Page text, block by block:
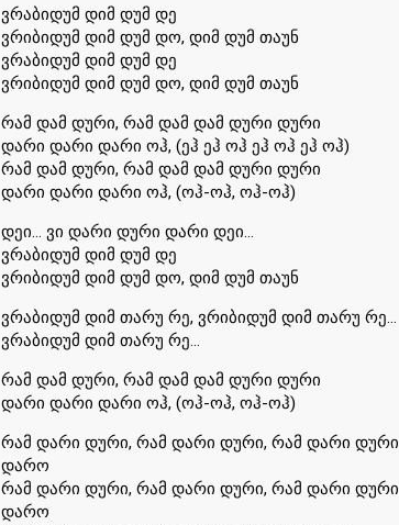
ვრაბიდუმ დიმ დუმ დე
ვრიბიდუმ დიმ დუმ დო, დიმ დუმ თაუნ
ვრაბიდუმ დიმ დუმ დე
ვრიბიდუმ დიმ დუმ დო, დიმ დუმ თაუნ
რამ დამ დური, რამ დამ დამ დური დური
დარი დარი დარი ოჰ, (ეჰ ეჰ ოჰ ეჰ ოჰ ეჰ ოჰ)
რამ დამ დური, რამ დამ დამ დური დური
დარი დარი დარი ოჰ, (ოჰ-ოჰ, ოჰ-ოჰ)
დეი… ვი დარი დური დარი დეი…
ვრაბიდუმ დიმ დუმ დე
ვრიბიდუმ დიმ დუმ დო, დიმ დუმ თაუნ
ვრაბიდუმ დიმ თარუ რე, ვრიბიდუმ დიმ თარუ რე…
ვრაბიდუმ დიმ თარუ რე…
რამ დამ დური, რამ დამ დამ დური დური
დარი დარი დარი ოჰ, (ოჰ-ოჰ, ოჰ-ოჰ)
რამ დარი დური, რამ დარი დური, რამ დარი დური
დარო
რამ დარი დური, რამ დარი დური, რამ დარი დური
დარო